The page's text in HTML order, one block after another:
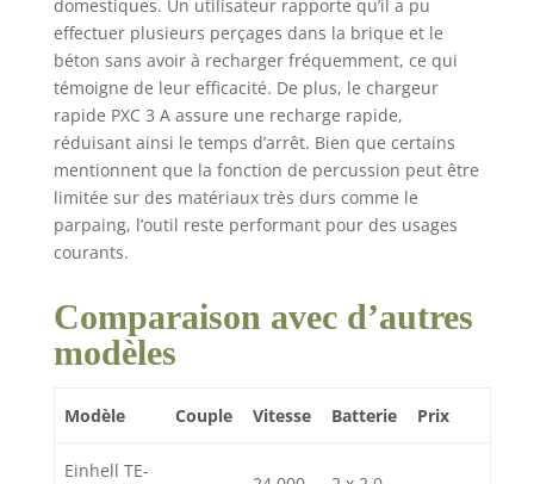
domestiques. Un utilisateur rapporte qu’il a pu
effectuer plusieurs perçages dans la brique et le
béton sans avoir à recharger fréquemment, ce qui
témoigne de leur efficacité. De plus, le chargeur
rapide PXC 3 A assure une recharge rapide,
réduisant ainsi le temps d’arrêt. Bien que certains
mentionnent que la fonction de percussion peut être
limitée sur des matériaux très durs comme le
parpaing, l’outil reste performant pour des usages
courants.
Comparaison avec d’autres
modèles
Modèle Couple Vitesse Batterie Prix
Einhell TE-